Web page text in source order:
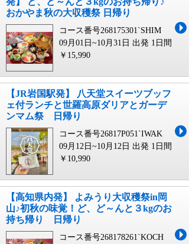
おかやま秋の大収穫祭 日帰り
コース番号268175301`SHIM
09月01日~10月31日 出発 1日間
￥15,990
【JR岩国駅発】 八天堂スイーツブッフ
ェ付ランチと世羅高原ダリアとガーデ
ンマム祭 日帰り
コース番号26817P051`IWAK
09月12日~10月12日 出発 1日間
￥10,990
【高知県内発】 よみうり大収穫祭in岡
山♪初秋の味覚！ど、ど～んと３kgのお
持ち帰り 日帰り
コース番号268178261`KOCH